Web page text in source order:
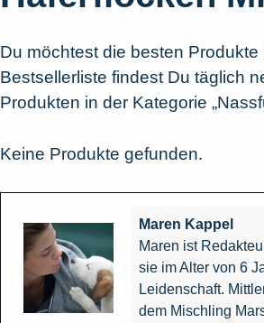
Du möchtest die besten Produkte
Bestsellerliste findest Du täglich
Produkten in der Kategorie
Keine Produkte gefunden.
Maren Kappel
Maren ist
sie im Alter von 6
Leidenschaft.
dem Mischling